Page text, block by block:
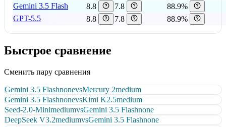
Gemini 3.5 Flash
8.8 7.8
88.9%
GPT-5.5
8.8 7.8 88.9%
Быстрое сравнение
Сменить пару сравнения
Gemini 3.5 FlashnonevsMercury 2medium
Gemini 3.5 FlashnonevsKimi K2.5medium
Seed-2.0-MinimediumvsGemini 3.5 Flashnone
DeepSeek V3.2mediumvsGemini 3.5 Flashnone